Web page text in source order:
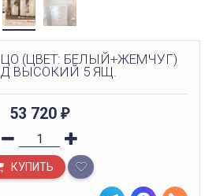
(ЦВЕТ: БЕЛЫЙ+ЖЕМЧУГ)
ВЫСОКИЙ 5 ЯЩ.
53 720 ₽
КУПИТЬ